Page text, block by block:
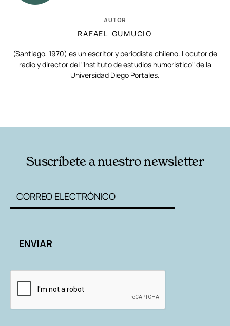
AUTOR
RAFAEL GUMUCIO
(Santiago, 1970) es un escritor y periodista chileno. Locutor de
radio y director del "Instituto de estudios humoristico" de la
Universidad Diego Portales.
Suscríbete a nuestro newsletter